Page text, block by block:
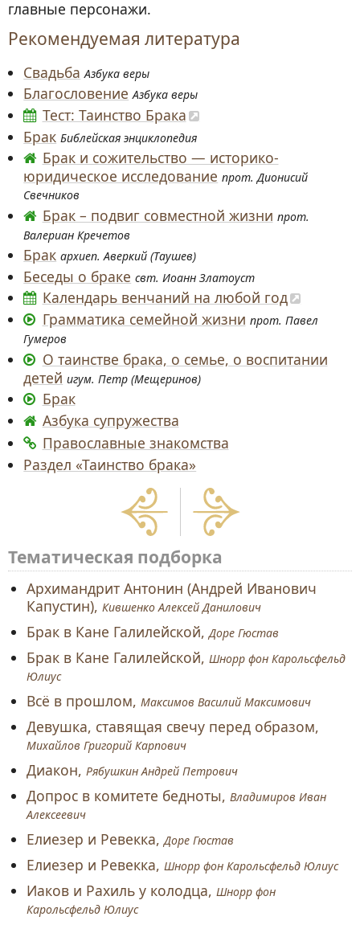
главные персонажи.
Рекомендуемая литература
Свадьба Азбука веры
Благословение Азбука веры
Тест: Таинство Брака
Брак Библейская энциклопедия
Брак и сожительство — историко-
юридическое исследование прот. Дионисий
Свечников
Брак – подвиг совместной жизни прот.
Валериан Кречетов
Брак архиеп. Аверкий (Таушев)
Беседы о браке свт. Иоанн Златоуст
Календарь венчаний на любой год
Грамматика семейной жизни прот. Павел
Гумеров
О таинстве брака, о семье, о воспитании
детей игум. Петр (Мещеринов)
Брак
Азбука супружества
Православные знакомства
Раздел «Таинство брака»
Тематическая подборка
Архимандрит Антонин (Андрей Иванович
Капустин), Кившенко Алексей Данилович
Брак в Кане Галилейской, Доре Гюстав
Брак в Кане Галилейской, Шнорр фон Карольсфельд
Юлиус
Всё в прошлом, Максимов Василий Максимович
Девушка, ставящая свечу перед образом,
Михайлов Григорий Карпович
Диакон, Рябушкин Андрей Петрович
Допрос в комитете бедноты, Владимиров Иван
Алексеевич
Елиезер и Ревекка, Доре Гюстав
Елиезер и Ревекка, Шнорр фон Карольсфельд Юлиус
Иаков и Рахиль у колодца, Шнорр фон
Карольсфельд Юлиус